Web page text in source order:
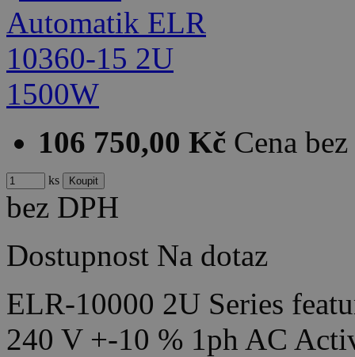
106 750,00 Kč Cena
ks
bez DPH
Dostupnost Na dotaz
ELR-10000 2U Series
240 V +-10 % 1ph AC